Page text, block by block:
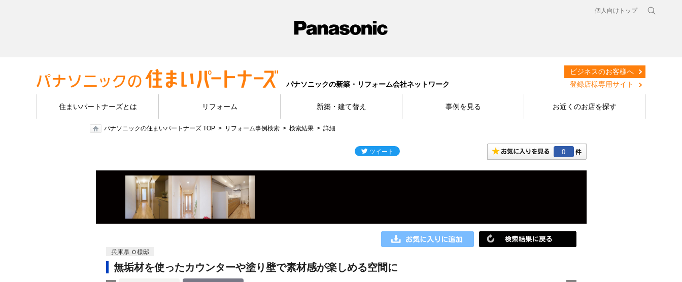
個人向けトップ
パナソニックの新築・リフォーム会社ネットワーク
ビジネスのお客様へ
登録店様専用サイト
住まいパートナーズとは リフォーム 新築・建て替え 事例を見る お近くのお店を探す
パナソニックの住まいパートナーズ TOP リフォーム事例検索 検索結果 詳細
0
兵庫県 Ｏ様邸
無垢材を使ったカウンターや塗り壁で素材感が楽しめる空間に